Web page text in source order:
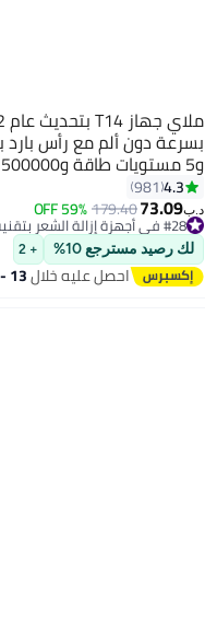
و5 مستويات طاقة و500000 نبضة
4.3
981
د.ب‏73.09
179.40
59% OFF
#28 في أجهزة إزالة الشعر بتقنية اي بي ال والليزر
#28 في أجهزة إزالة الشعر بتقنية اي بي ال والليزر
لك رصيد مسترجع 10% + 2
احصل عليه خلال13 - 14 اغسطس